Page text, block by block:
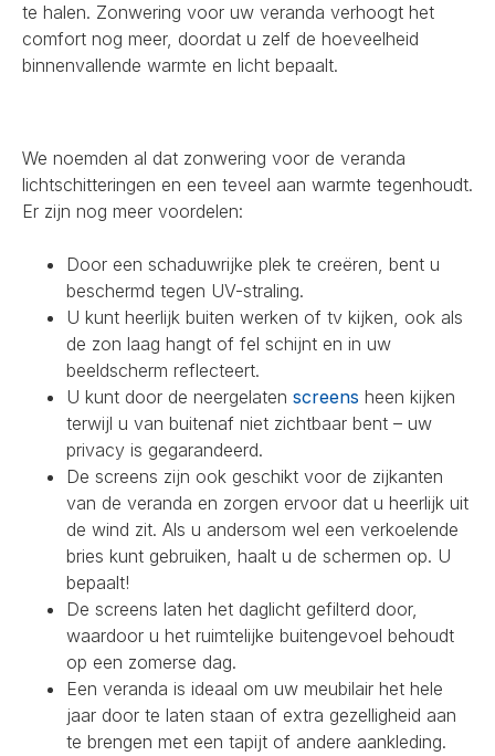
te halen. Zonwering voor uw veranda verhoogt het
comfort nog meer, doordat u zelf de hoeveelheid
binnenvallende warmte en licht bepaalt.
We noemden al dat zonwering voor de veranda
lichtschitteringen en een teveel aan warmte tegenhoudt.
Er zijn nog meer voordelen:
Door een schaduwrijke plek te creëren, bent u
beschermd tegen UV-straling.
U kunt heerlijk buiten werken of tv kijken, ook als
de zon laag hangt of fel schijnt en in uw
beeldscherm reflecteert.
U kunt door de neergelaten screens heen kijken
terwijl u van buitenaf niet zichtbaar bent – uw
privacy is gegarandeerd.
De screens zijn ook geschikt voor de zijkanten
van de veranda en zorgen ervoor dat u heerlijk uit
de wind zit. Als u andersom wel een verkoelende
bries kunt gebruiken, haalt u de schermen op. U
bepaalt!
De screens laten het daglicht gefilterd door,
waardoor u het ruimtelijke buitengevoel behoudt
op een zomerse dag.
Een veranda is ideaal om uw meubilair het hele
jaar door te laten staan of extra gezelligheid aan
te brengen met een tapijt of andere aankleding.